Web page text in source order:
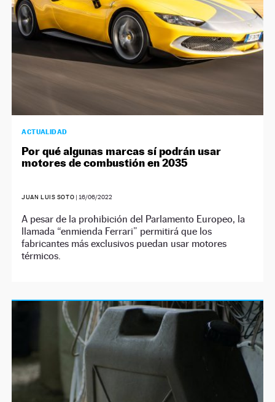
ACTUALIDAD
Por qué algunas marcas sí podrán usar
motores de combustión en 2035
JUAN LUIS SOTO | 16/06/2022
A pesar de la prohibición del Parlamento Europeo, la
llamada “enmienda Ferrari” permitirá que los
fabricantes más exclusivos puedan usar motores
térmicos.